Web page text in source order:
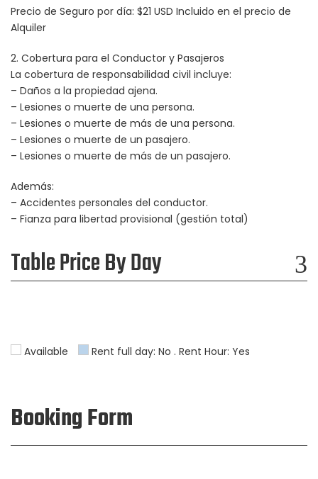
Precio de Seguro por día: $21 USD Incluido en el precio de
Alquiler
2. Cobertura para el Conductor y Pasajeros
La cobertura de responsabilidad civil incluye:
– Daños a la propiedad ajena.
– Lesiones o muerte de una persona.
– Lesiones o muerte de más de una persona.
– Lesiones o muerte de un pasajero.
– Lesiones o muerte de más de un pasajero.
Además:
– Accidentes personales del conductor.
– Fianza para libertad provisional (gestión total)
Table Price By Day
Available Rent full day: No . Rent Hour: Yes
Booking Form